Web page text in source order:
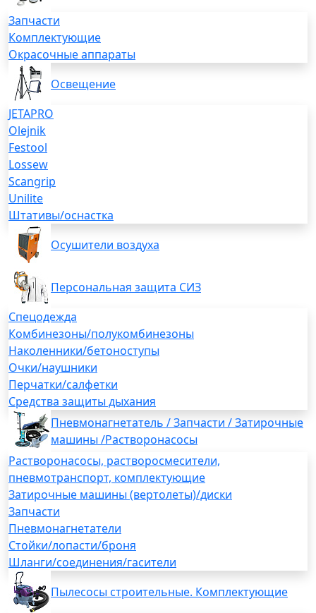
Запчасти
Комплектующие
Окрасочные аппараты
Освещение
JETAPRO
Olejnik
Festool
Lossew
Scangrip
Unilite
Штативы/оснастка
Осушители воздуха
Персональная защита СИЗ
Спецодежда
Комбинезоны/полукомбинезоны
Наколенники/бетоноступы
Очки/наушники
Перчатки/салфетки
Средства защиты дыхания
Пневмонагнетатель / Запчасти / Затирочные
машины /Растворонасосы
Растворонасосы, растворосмесители,
пневмотранспорт, комплектующие
Затирочные машины (вертолеты)/диски
Запчасти
Пневмонагнетатели
Стойки/лопасти/броня
Шланги/соединения/гасители
Пылесосы строительные. Комплектующие